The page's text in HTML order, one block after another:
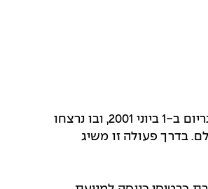
פיגוע ההתאבדות שהתרחש השבוע (22/5/2017) במנצ'סטר ארנה החזיר אותנו באחת למראות הזוועה של פיגוע ההתאבדות בדולפינריום ב-1 ביוני 2001, ובו נרצחו
בדרך פעולה זו משיג